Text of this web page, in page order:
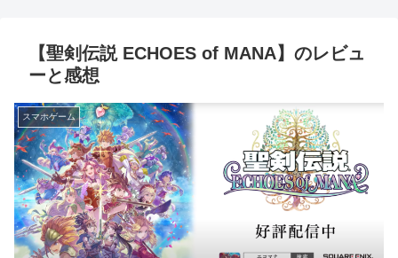
【聖剣伝説 ECHOES of MANA】のレビュ
ーと感想
スマホゲーム